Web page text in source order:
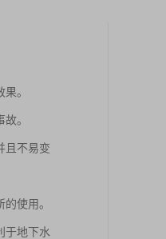
。
。
且不易变
使用。
于地下水